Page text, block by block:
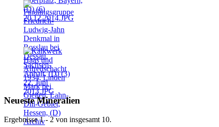
Neueste Mineralien
Ergebnisse 1 - 2 von insgesamt 10.